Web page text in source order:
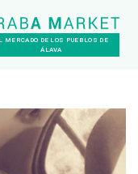
MERCADO DE LOS PUEBLOS DE
ÁLAVA